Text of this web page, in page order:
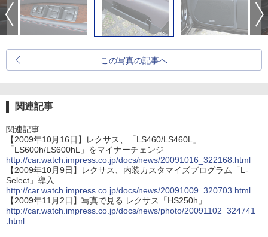
この写真の記事へ
関連記事
関連記事
【2009年10月16日】レクサス、「LS460/LS460L」
「LS600h/LS600hL」をマイナーチェンジ
http://car.watch.impress.co.jp/docs/news/20091016_322168.html
【2009年10月9日】レクサス、内装カスタマイズプログラム「L-
Select」導入
http://car.watch.impress.co.jp/docs/news/20091009_320703.html
【2009年11月2日】写真で見る レクサス「HS250h」
http://car.watch.impress.co.jp/docs/news/photo/20091102_324741
.html